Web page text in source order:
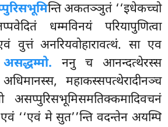
न्ति अकतञ्ञुतं ‘‘इधेकच्चो
धम्मविनयं परियापुणित्वा
वुत्तं अनरियवोहारावत्थं. सा एव
असद्धम्मो. ननु च आनन्दत्थेरस्स
महाकस्सपत्थेरादीनञ्च
असप्पुरिसभूमिसमतिक्कमादिवचनं
‘‘एवं मे सुत’’न्ति वदन्तेन अयम्पि